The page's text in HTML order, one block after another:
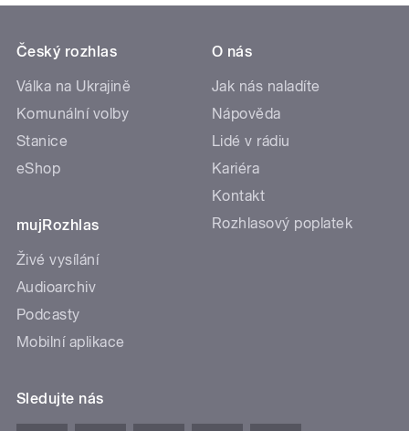
Český rozhlas
Válka na Ukrajině
Komunální volby
Stanice
eShop
mujRozhlas
Živé vysílání
Audioarchiv
Podcasty
Mobilní aplikace
O nás
Jak nás naladíte
Nápověda
Lidé v rádiu
Kariéra
Kontakt
Rozhlasový poplatek
Sledujte nás